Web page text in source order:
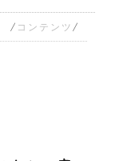
コンテンツ